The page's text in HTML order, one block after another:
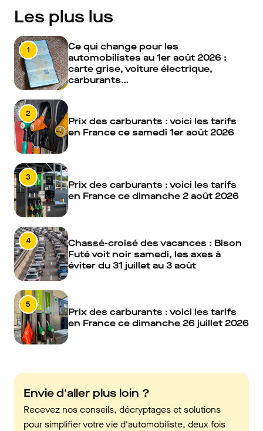
Les plus lus
1
Ce qui change pour les
automobilistes au 1er août 2026 :
carte grise, voiture électrique,
carburants…
2
Prix des carburants : voici les tarifs
en France ce samedi 1er août 2026
3
Prix des carburants : voici les tarifs
en France ce dimanche 2 août 2026
4
Chassé-croisé des vacances : Bison
Futé voit noir samedi, les axes à
éviter du 31 juillet au 3 août
5
Prix des carburants : voici les tarifs
en France ce dimanche 26 juillet 2026
Envie d'aller plus loin ?
Recevez nos conseils, décryptages et solutions
pour simplifier votre vie d'automobiliste, deux fois